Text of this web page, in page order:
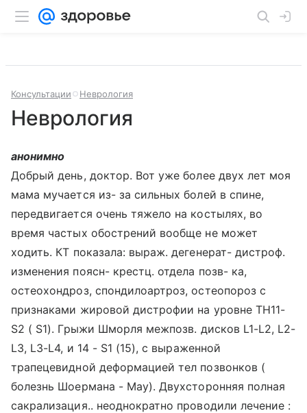
Консультации Неврология
Неврология
анонимно
Добрый день, доктор. Вот уже более двух лет моя
мама мучается из- за сильных болей в спине,
передвигается очень тяжело на костылях, во
время частых обострений вообще не может
ходить. КТ показала: выраж. дегенерат- дистроф.
изменения поясн- крестц. отдела позв- ка,
остеохондроз, спондилоартроз, остеопороз с
признаками жировой дистрофии на уровне TH11-
S2 ( S1). Грыжи Шморля межпозв. дисков L1-L2, L2-
L3, L3-L4, и 14 - S1 (15), с выраженной
трапецевидной деформацией тел позвонков (
болезнь Шоермана - Мау). Двухсторонняя полная
сакрализация.. неоднократно проводили лечение :